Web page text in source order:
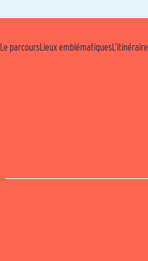
Le parcoursLieux emblématiquesL’itinéraire